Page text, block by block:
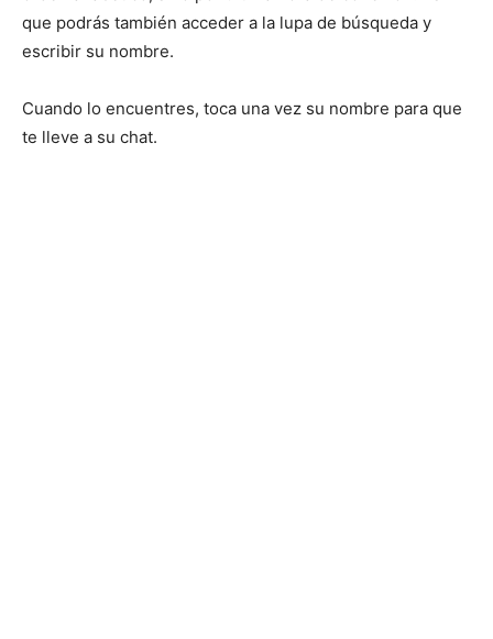
que podrás también acceder a la lupa de búsqueda y
escribir su nombre.
Cuando lo encuentres, toca una vez su nombre para que
te lleve a su chat.